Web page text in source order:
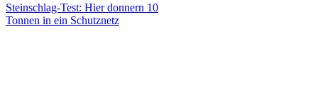
Steinschlag-Test: Hier donnern 10
Tonnen in ein Schutznetz